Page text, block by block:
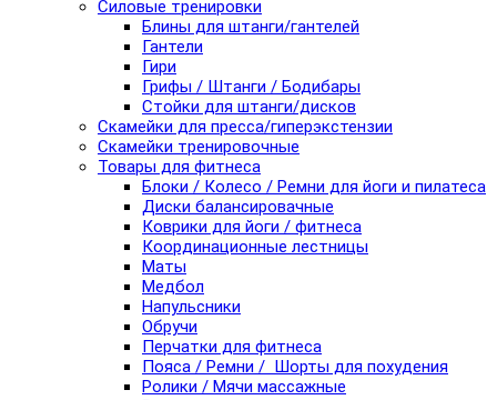
Силовые тренировки
Блины для штанги/гантелей
Гантели
Гири
Грифы / Штанги / Бодибары
Стойки для штанги/дисков
Скамейки для пресса/гиперэкстензии
Скамейки тренировочные
Товары для фитнеса
Блоки / Колесо / Ремни для йоги и пилатеса
Диски балансировачные
Коврики для йоги / фитнеса
Координационные лестницы
Маты
Медбол
Напульсники
Обручи
Перчатки для фитнеса
Пояса / Ремни / Шорты для похудения
Ролики / Мячи массажные